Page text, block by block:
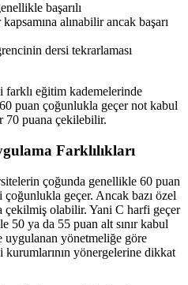
başarılı
alınabilir ancak başarı
dersi tekrarlaması
farklı eğitim kademelerinde
puan çoğunlukla geçer not kabul
70 puana çekilebilir.
Farklılıkları
çoğunda genellikle 60 puan
çoğunlukla geçer. Ancak bazı özel
çekilmiş olabilir. Yani C harfi geçer
50 ya da 55 puan alt sınır kabul
uygulanan yönetmeliğe göre
yönergelerine dikkat